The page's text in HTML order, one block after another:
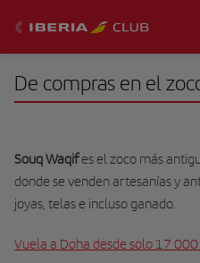
De compras en el
Souq Waqifes el zoco más
donde se venden artesanías y
joyas, telas e incluso ganado.
Vuela a Doha desde solo 17 000